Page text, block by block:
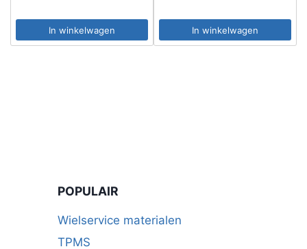
In winkelwagen In winkelwagen
POPULAIR
Wielservice materialen
TPMS